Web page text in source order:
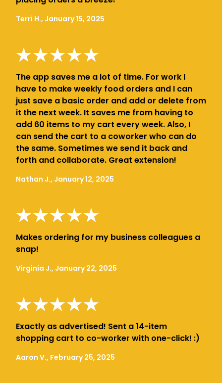
Terri H., January 15, 2025
The app saves me a lot of time. For work I
have to make weekly food orders and I can
just save a basic order and add or delete from
it the next week. It saves me from having to
add 60 items to my cart every week. Also, I
can send the cart to a coworker who can do
the same. Sometimes we send it back and
forth and collaborate. Great extension!
Nathan J., January 12, 2025
Makes ordering for my business colleagues a
snap!
Virginia J., January 22, 2025
Exactly as advertised! Sent a 14-item
shopping cart to co-worker with one-click! :)
Aaron V., February 25, 2025